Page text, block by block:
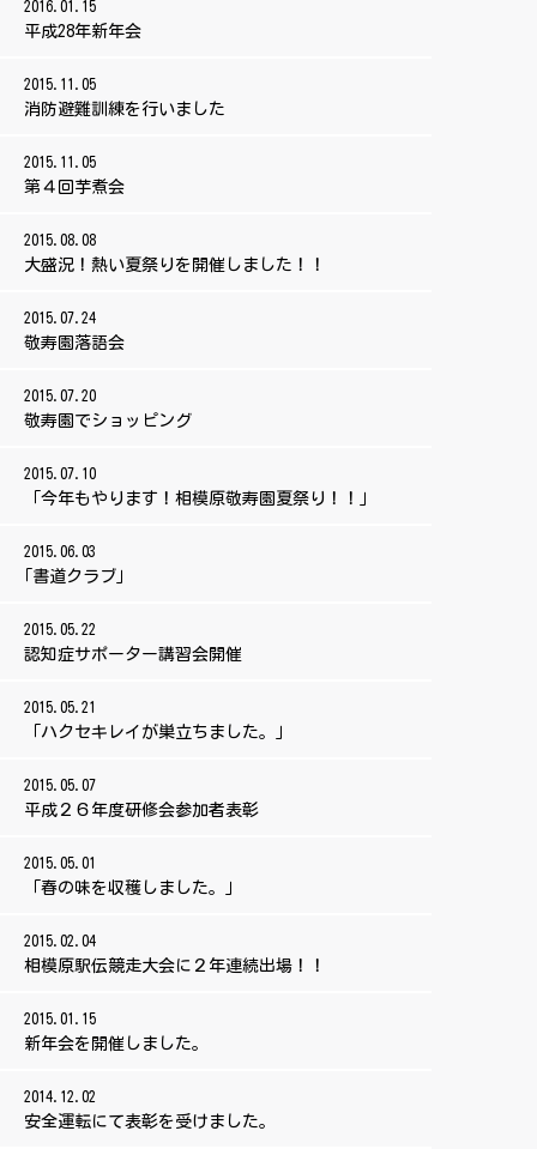
2016.01.15
平成28年新年会
2015.11.05
消防避難訓練を行いました
2015.11.05
第４回芋煮会
2015.08.08
大盛況！熱い夏祭りを開催しました！！
2015.07.24
敬寿園落語会
2015.07.20
敬寿園でショッピング
2015.07.10
「今年もやります！相模原敬寿園夏祭り！！」
2015.06.03
｢書道クラブ｣
2015.05.22
認知症サポーター講習会開催
2015.05.21
「ハクセキレイが巣立ちました。」
2015.05.07
平成２６年度研修会参加者表彰
2015.05.01
「春の味を収穫しました。」
2015.02.04
相模原駅伝競走大会に２年連続出場！！
2015.01.15
新年会を開催しました。
2014.12.02
安全運転にて表彰を受けました。